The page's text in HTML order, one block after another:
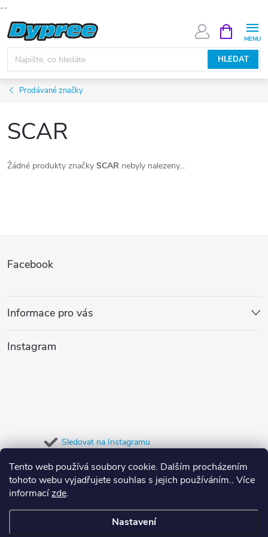
--
Tento web používá soubory cookie. Dalším procházením
tohoto webu vyjadřujete souhlas s jejich používáním.. Více
informacízde.
Nastavení
Přejít
na
obsah
HLEDAT
NÁKUPNÍ
KOŠÍK
Prodávané značky
SCAR
Žádné produkty značky SCAR nebyly nalezeny...
p
a
Facebook
Informace pro vás
Instagram
Sledovat na Instagramu
Přijímáme online platby